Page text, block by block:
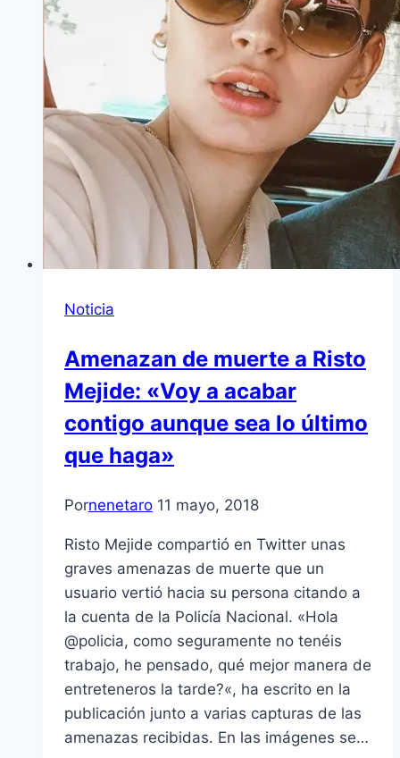
Noticia
Amenazan de muerte a Risto
Mejide: «Voy a acabar
contigo aunque sea lo último
que haga»
Pornenetaro 11 mayo, 2018
Risto Mejide compartió en Twitter unas
graves amenazas de muerte que un
usuario vertió hacia su persona citando a
la cuenta de la Policía Nacional. «Hola
@policia, como seguramente no tenéis
trabajo, he pensado, qué mejor manera de
entreteneros la tarde?«, ha escrito en la
publicación junto a varias capturas de las
amenazas recibidas. En las imágenes se…